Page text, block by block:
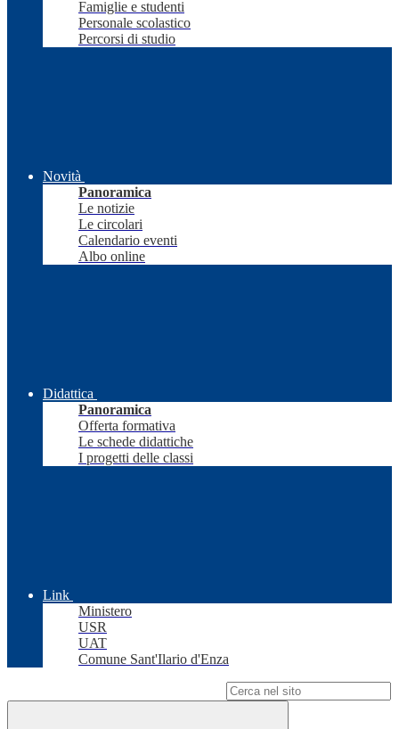
Famiglie e studenti
Personale scolastico
Percorsi di studio
Novità
Panoramica
Le notizie
Le circolari
Calendario eventi
Albo online
Didattica
Panoramica
Offerta formativa
Le schede didattiche
I progetti delle classi
Link
Ministero
USR
UAT
Comune Sant'Ilario d'Enza